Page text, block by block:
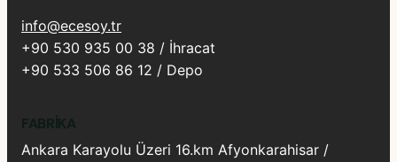
info@ecesoy.tr
+90 530 935 00 38 / İhracat
+90 533 506 86 12 / Depo
FABRIKA
Ankara Karayolu Üzeri 16.km Afyonkarahisar /